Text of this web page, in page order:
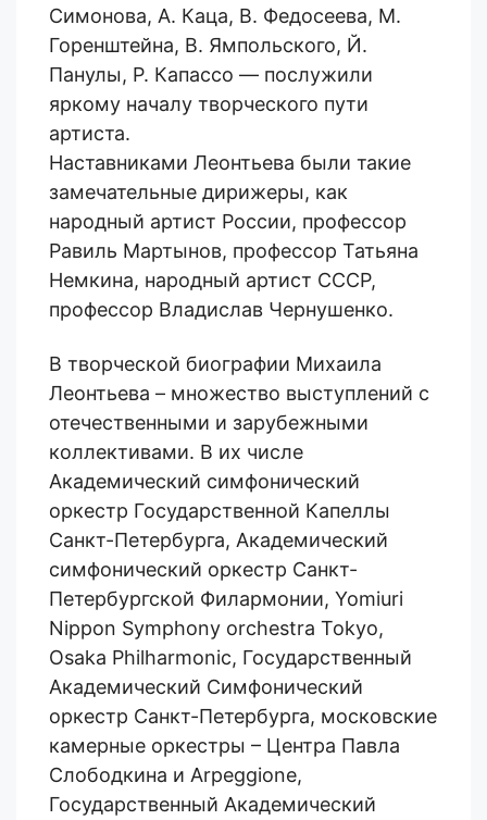
Симонова, А. Каца, В. Федосеева, М.
Горенштейна, В. Ямпольского, Й.
Панулы, Р. Капассо — послужили
яркому началу творческого пути
артиста.
Наставниками Леонтьева были такие
замечательные дирижеры, как
народный артист России, профессор
Равиль Мартынов, профессор Татьяна
Немкина, народный артист СССР,
профессор Владислав Чернушенко.
В творческой биографии Михаила
Леонтьева – множество выступлений с
отечественными и зарубежными
коллективами. В их числе
Академический симфонический
оркестр Государственной Капеллы
Санкт-Петербурга, Академический
симфонический оркестр Санкт-
Петербургской Филармонии, Yomiuri
Nippon Symphony orchestra Tokyo,
Osaka Philharmonic, Государственный
Академический Симфонический
оркестр Санкт-Петербурга, московские
камерные оркестры – Центра Павла
Слободкина и Arpeggione,
Государственный Академический